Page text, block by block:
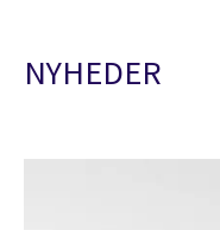
NYHEDER